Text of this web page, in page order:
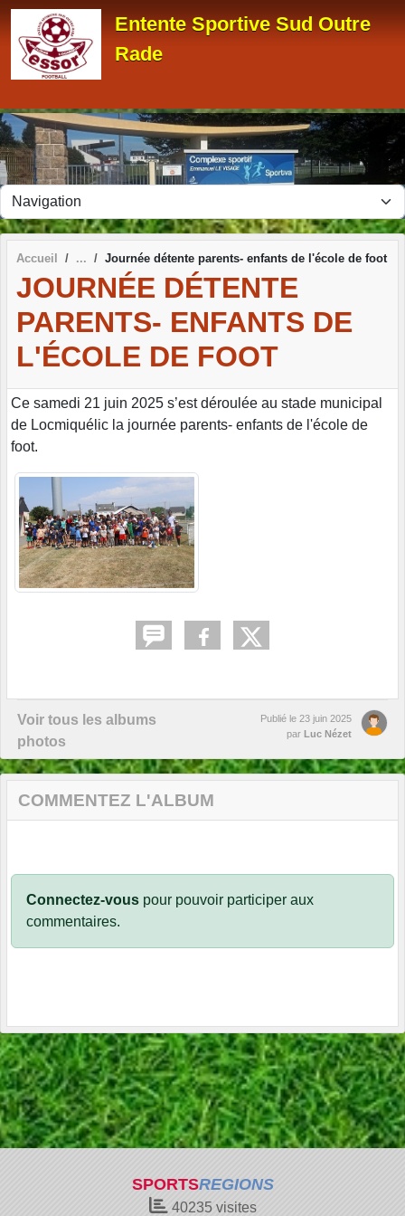
Entente Sportive Sud Outre
Rade
Accueil Journée détente parents- enfants de l'école de foot
JOURNÉE DÉTENTE
PARENTS- ENFANTS DE
L'ÉCOLE DE FOOT
Ce samedi 21 juin 2025 s’est déroulée au stade municipal
de Locmiquélic la journée parents- enfants de l'école de
foot.
Voir tous les albums
photos
Publié le 23 juin 2025
par Luc Nézet
COMMENTEZ L'ALBUM
Connectez-vous pour pouvoir participer aux
commentaires.
SPORTSREGIONS
40235visites
Panneau de gestion des cookies